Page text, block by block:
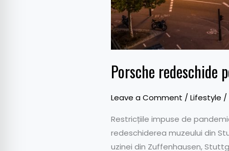
Porsche
Leave a Comment / Lifestyle /
Restricțiile impuse de
redeschiderea muzeului din
uzinei din Zuffenhausen,